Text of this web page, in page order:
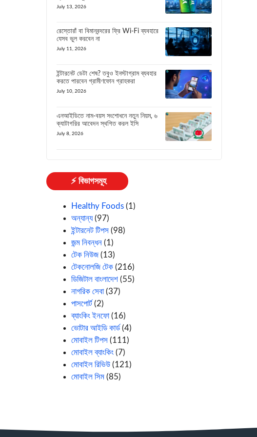
July 13, 2026
রেস্তোরাঁ বা বিমানবন্দরের ফ্রি Wi-Fi ব্যবহারে
যেসব ভুল করবেন না
July 11, 2026
ইন্টারনেট ডেটা শেষ? তবুও ইনস্টাগ্রাম ব্যবহার
করতে পারবেন গ্রামীণফোন গ্রাহকরা
July 10, 2026
এনআইডিতে নাম-বয়স সংশোধনে নতুন নিয়ম, ৬
ক্যাটাগরির আবেদন স্থগিত করল ইসি
July 8, 2026
⚡ বিভাগসমূহ
Healthy Foods (1)
অন্যান্য(97)
ইন্টারনেট টিপস (98)
জন্ম নিবন্ধন (1)
টেক নিউজ(13)
টেকনোলজি টেক (216)
ডিজিটাল বাংলাদেশ (55)
নাগরিক সেবা(37)
পাসপোর্ট (2)
ব্যাংকিং ইনফো(16)
ভোটার আইডি কার্ড (4)
মোবাইল টিপস (111)
মোবাইল ব্যাংকিং (7)
মোবাইল রিভিউ (121)
মোবাইল সিম (85)